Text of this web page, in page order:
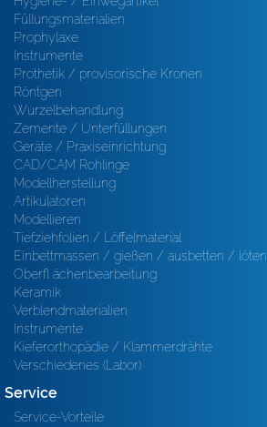
Füllungsmaterialien
Prophylaxe
Instrumente
Prothetik / provisorische Kronen
Röntgen
Wurzelbehandlung
Zemente / Unterfüllungen
Geräte / Praxiseinrichtung
CAD/CAM Rohlinge
Modellherstellung
Artikulatoren
Modellieren
Tiefziehfolien / Löffelmaterial
Einbettmassen / gießen / ausbetten / löten
Oberfl ächenbearbeitung
Keramik
Verblendmaterialien
Instrumente
Kieferorthopädie / Klammerdrähte
Verschiedenes (Labor)
Service
Service-Vorteile